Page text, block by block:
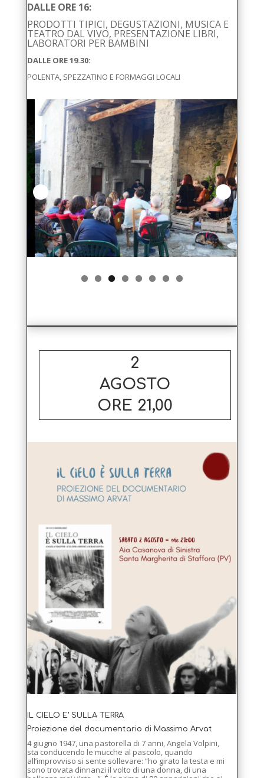
DALLE ORE 16:
PRODOTTI TIPICI, DEGUSTAZIONI, MUSICA E
TEATRO DAL VIVO, PRESENTAZIONE LIBRI,
LABORATORI PER BAMBINI
DALLE ORE 19.30:
POLENTA, SPEZZATINO E FORMAGGI LOCALI
2
AGOSTO
ORE 21,00
IL CIELO E’ SULLA TERRA
Proiezione del documentario di Massimo Arvat
4 giugno 1947, una pastorella di 7 anni, Angela Volpini,
sta conducendo le mucche al pascolo, quando
all’improvviso si sente sollevare: “ho girato la testa e mi
sono trovata dinnanzi il volto di una donna, di una